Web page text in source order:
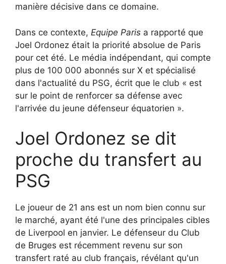
manière décisive dans ce domaine.
Dans ce contexte, Equipe Paris a rapporté que
Joel Ordonez était la priorité absolue de Paris
pour cet été. Le média indépendant, qui compte
plus de 100 000 abonnés sur X et spécialisé
dans l'actualité du PSG, écrit que le club « est
sur le point de renforcer sa défense avec
l'arrivée du jeune défenseur équatorien ».
Joel Ordonez se dit
proche du transfert au
PSG
Le joueur de 21 ans est un nom bien connu sur
le marché, ayant été l'une des principales cibles
de Liverpool en janvier. Le défenseur du Club
de Bruges est récemment revenu sur son
transfert raté au club français, révélant qu'un